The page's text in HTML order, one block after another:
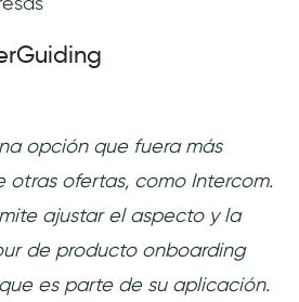
opción que fuera más
otras ofertas, como Intercom.
ajustar el aspecto y la
de producto onboarding
es parte de su aplicación.